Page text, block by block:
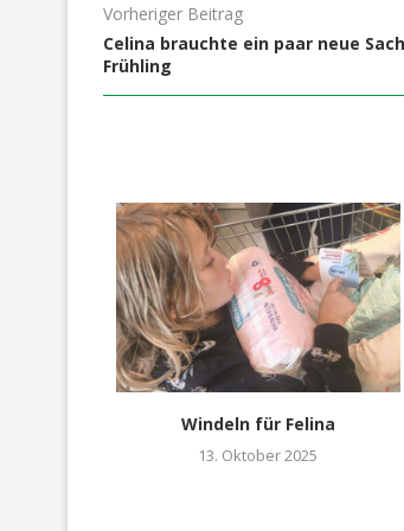
Vorheriger Beitrag
Celina brauchte ein paar neue
Frühling
Windeln für Felina
13. Oktober 2025